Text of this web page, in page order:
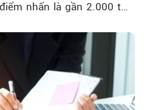
nhấn là gần 2.000 tỷ